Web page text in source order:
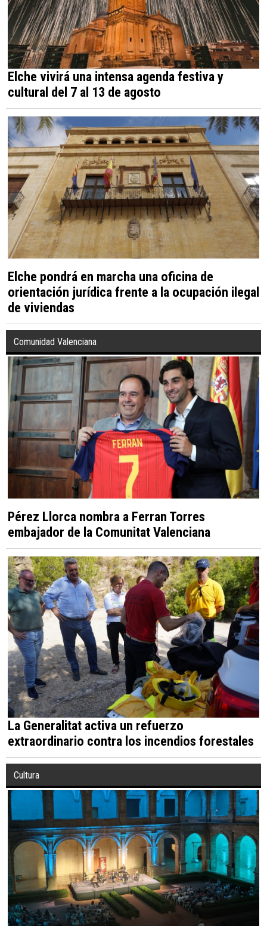
Elche vivirá una intensa agenda festiva y
cultural del 7 al 13 de agosto
Elche pondrá en marcha una oficina de
orientación jurídica frente a la ocupación ilegal
de viviendas
Comunidad Valenciana
Pérez Llorca nombra a Ferran Torres
embajador de la Comunitat Valenciana
La Generalitat activa un refuerzo
extraordinario contra los incendios forestales
Cultura